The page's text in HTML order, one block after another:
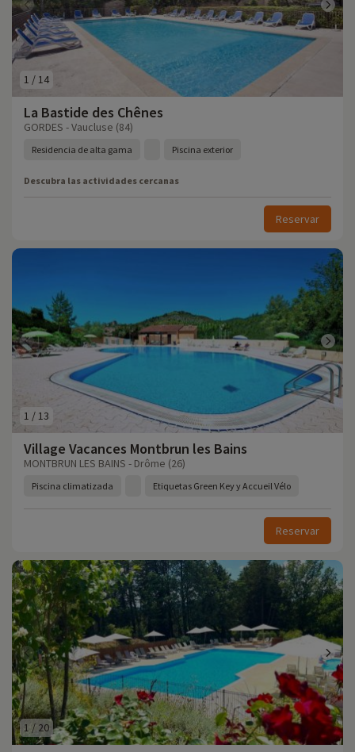
1 / 14
La Bastide des Chênes
GORDES - Vaucluse (84)
Residencia de alta gama Piscina exterior
Descubra las actividades cercanas
Reservar
1 /13
Village Vacances Montbrun les Bains
MONTBRUN LES BAINS - Drôme (26)
Piscina climatizada Etiquetas Green Key y Accueil Vélo
Reservar
1 / 20